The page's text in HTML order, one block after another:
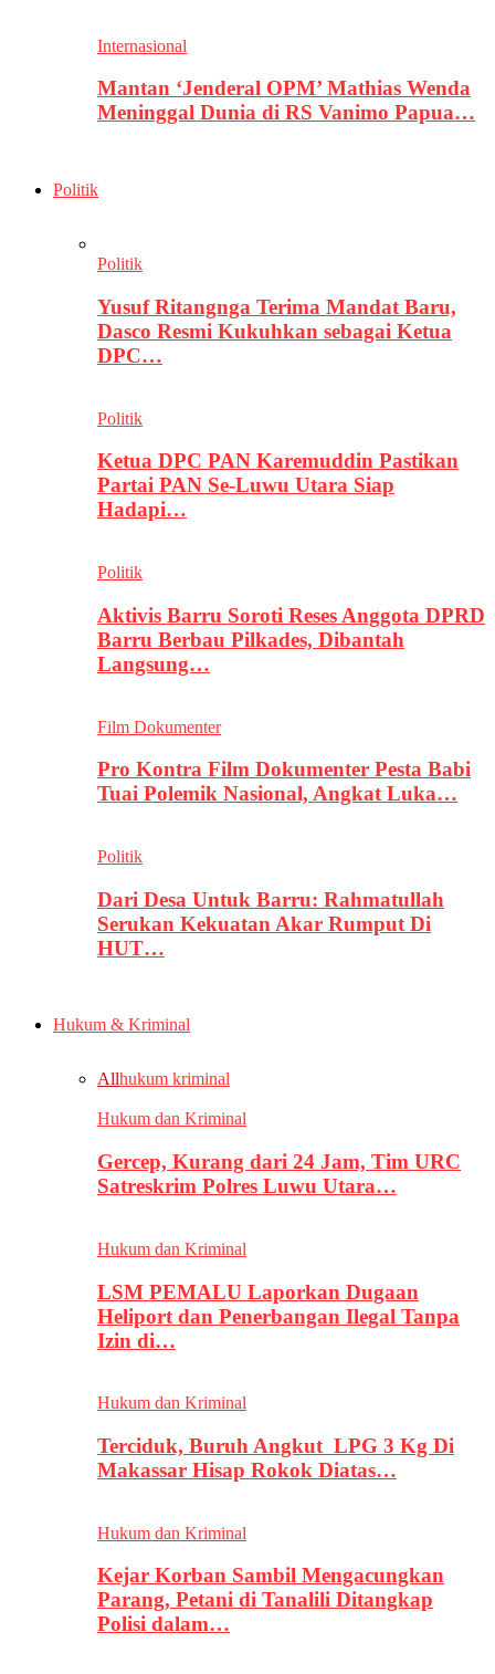
Internasional
Mantan ‘Jenderal OPM’ Mathias Wenda
Meninggal Dunia di RS Vanimo Papua…
Politik
Politik
Yusuf Ritangnga Terima Mandat Baru,
Dasco Resmi Kukuhkan sebagai Ketua
DPC…
Politik
Ketua DPC PAN Karemuddin Pastikan
Partai PAN Se-Luwu Utara Siap
Hadapi…
Politik
Aktivis Barru Soroti Reses Anggota DPRD
Barru Berbau Pilkades, Dibantah
Langsung…
Film Dokumenter
Pro Kontra Film Dokumenter Pesta Babi
Tuai Polemik Nasional, Angkat Luka…
Politik
Dari Desa Untuk Barru: Rahmatullah
Serukan Kekuatan Akar Rumput Di
HUT…
Hukum & Kriminal
Allhukum kriminal
Hukum dan Kriminal
Gercep, Kurang dari 24 Jam, Tim URC
Satreskrim Polres Luwu Utara…
Hukum dan Kriminal
LSM PEMALU Laporkan Dugaan
Heliport dan Penerbangan Ilegal Tanpa
Izin di…
Hukum dan Kriminal
Terciduk, Buruh Angkut LPG 3 Kg Di
Makassar Hisap Rokok Diatas…
Hukum dan Kriminal
Kejar Korban Sambil Mengacungkan
Parang, Petani di Tanalili Ditangkap
Polisi dalam…